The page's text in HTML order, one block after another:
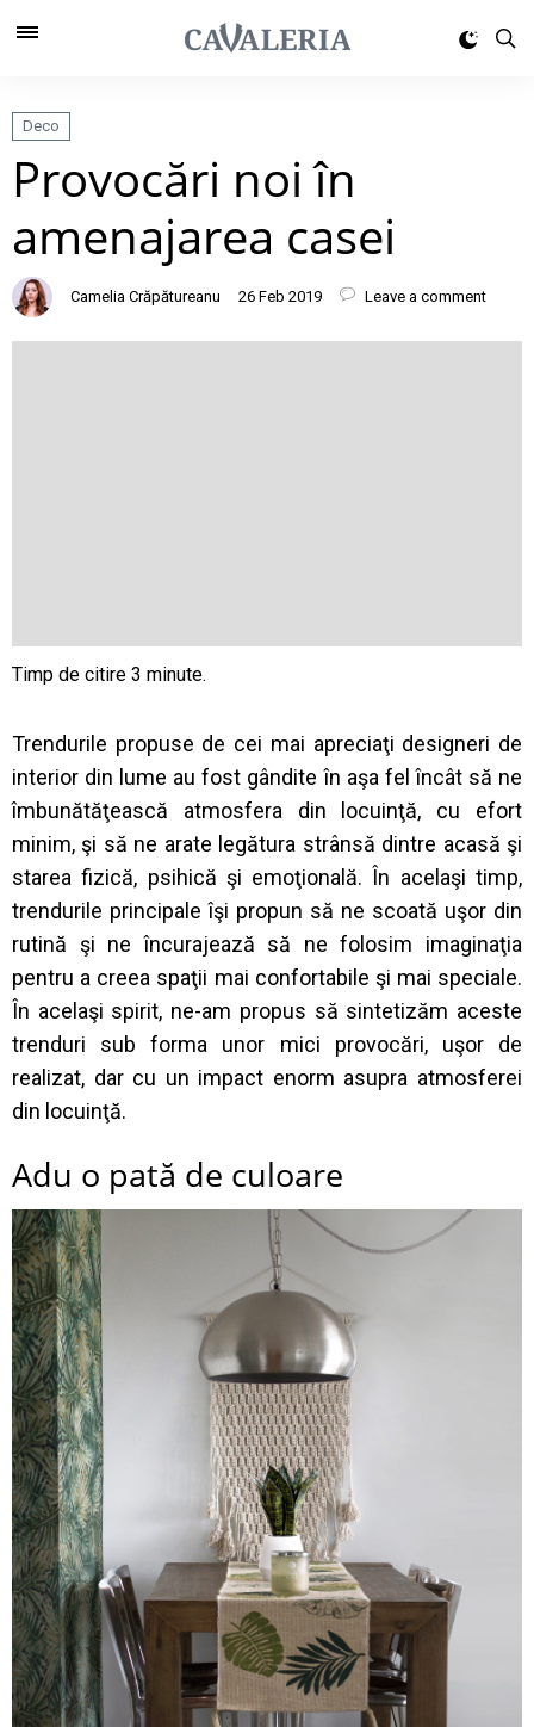
Deco
Provocări noi în
amenajarea casei
Camelia Crăpătureanu 26 Feb 2019 Leave a comment
Trendurile propuse de cei mai apreciaţi designeri de
interior din lume au fost gândite în aşa fel încât să ne
îmbunătăţească atmosfera din locuinţă, cu efort
minim, şi să ne arate legătura strânsă dintre acasă şi
starea fizică, psihică şi emoţională. În acelaşi timp,
trendurile principale îşi propun să ne scoată uşor din
rutină şi ne încurajează să ne folosim imaginaţia
pentru a creea spaţii mai confortabile şi mai speciale.
În acelaşi spirit, ne-am propus să sintetizăm aceste
trenduri sub forma unor mici provocări, uşor de
realizat, dar cu un impact enorm asupra atmosferei
din locuinţă.
Adu o pată de culoare